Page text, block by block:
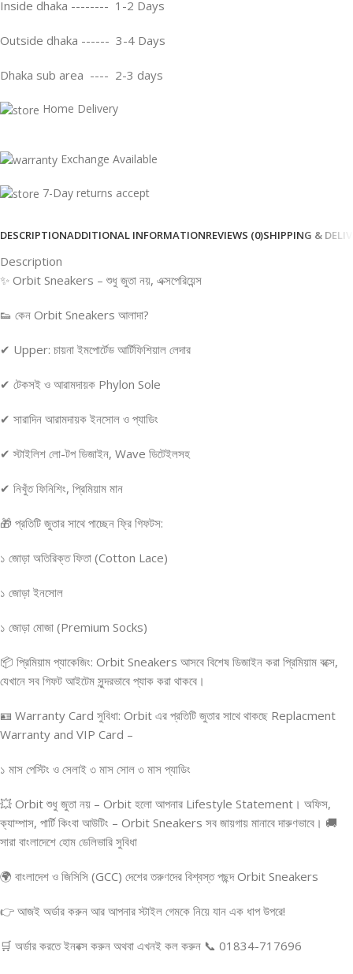
Inside dhaka -------- 1-2 Days
Outside dhaka ------ 3-4 Days
Dhaka sub area ---- 2-3 days
Home Delivery
Exchange Available
7-Day returns accept
DESCRIPTIONADDITIONAL INFORMATIONREVIEWS (0)SHIPPING &
Description
✨ Orbit Sneakers – শুধু জুতা নয়, এক্সপেরিয়েন্স
👟 কেন Orbit Sneakers আলাদা?
✔ Upper: চায়না ইমপোর্টেড আর্টিফিশিয়াল লেদার
✔ টেকসই ও আরামদায়ক Phylon Sole
✔ সারাদিন আরামদায়ক ইনসোল ও প্যাডিং
✔ স্টাইলিশ লো-টপ ডিজাইন, Wave ডিটেইলসহ
✔ নিখুঁত ফিনিশিং, প্রিমিয়াম মান
🎁 প্রতিটি জুতার সাথে পাচ্ছেন ফ্রি গিফটস:
১ জোড়া অতিরিক্ত ফিতা (Cotton Lace)
১ জোড়া ইনসোল
১ জোড়া মোজা (Premium Socks)
📦 প্রিমিয়াম প্যাকেজিং: Orbit Sneakers আসবে বিশেষ ডিজাইন করা প্রিমিয়াম বক্সে,
যেখানে সব গিফট আইটেম সুন্দরভাবে প্যাক করা থাকবে।
🪪 Warranty Card সুবিধা: Orbit এর প্রতিটি জুতার সাথে থাকছে Replacment
Warranty and VIP Card –
১ মাস পেস্টিং ও সেলাই ৩ মাস সোল ৩ মাস প্যাডিং
💥 Orbit শুধু জুতা নয় – Orbit হলো আপনার Lifestyle Statement। অফিস,
ক্যাম্পাস, পার্টি কিংবা আউটিং – Orbit Sneakers সব জায়গায় মানাবে দারুণভাবে। 🚚
সারা বাংলাদেশে হোম ডেলিভারি সুবিধা
🌍 বাংলাদেশ ও জিসিসি (GCC) দেশের তরুণদের বিশ্বস্ত পছন্দ Orbit Sneakers
👉 আজই অর্ডার করুন আর আপনার স্টাইল গেমকে নিয়ে যান এক ধাপ উপরে!
🛒 অর্ডার করতে ইনবক্স করুন অথবা এখনই কল করুন 📞 01834-717696